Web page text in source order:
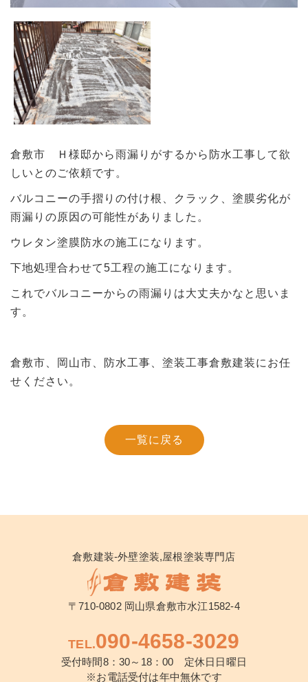
倉敷市 Ｈ様邸から雨漏りがするから防水工事して欲
しいとのご依頼です。
バルコニーの手摺りの付け根、クラック、塗膜劣化が
雨漏りの原因の可能性がありました。
ウレタン塗膜防水の施工になります。
下地処理合わせて5工程の施工になります。
これでバルコニーからの雨漏りは大丈夫かなと思いま
す。
倉敷市、岡山市、防水工事、塗装工事倉敷建装にお任
せください。
一覧に戻る
倉敷建装-外壁塗装,屋根塗装専門店
〒710-0802 岡山県倉敷市水江1582-4
TEL.090-4658-3029
受付時間8：30～18：00 定休日日曜日
※お電話受付は年中無休です